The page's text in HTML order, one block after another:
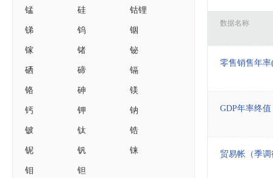
锰
硅
钴锂
锑
钨
铟
镓
锗
铋
硒
碲
镉
铬
砷
镁
钙
钾
钠
铍
钛
锆
铌
钒
铼
钼
钽
数据名称
零售销售年率
GDP年率终值
贸易帐（季